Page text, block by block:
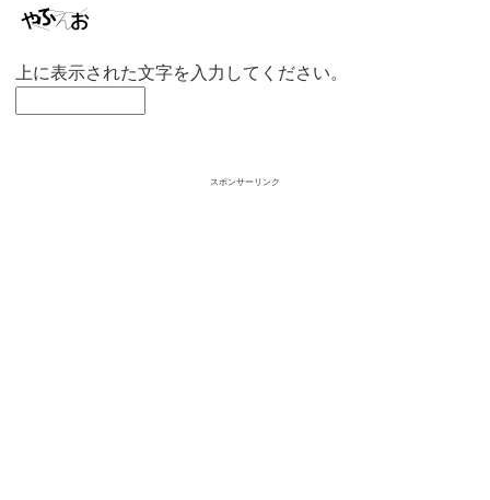
上に表示された文字を入力してください。
スポンサーリンク